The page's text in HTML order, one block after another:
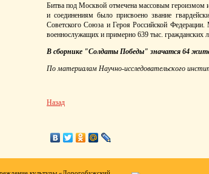
Битва под Москвой отмечена массовым героизмом
и соединениям было присвоено звание
Советского Союза и Героя Российской
военнослужащих и примерно 639 тыс. гражданских
В сборнике "Солдаты Победы" значатся 64
По материалам Научно-исследовательского
Назад